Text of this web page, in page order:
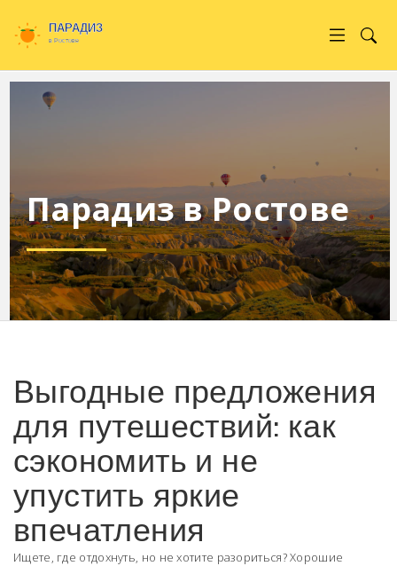
Парадиз в Ростове
Выгодные предложения
для путешествий: как
сэкономить и не
упустить яркие
впечатления
Ищете, где отдохнуть, но не хотите разориться? Хорошие